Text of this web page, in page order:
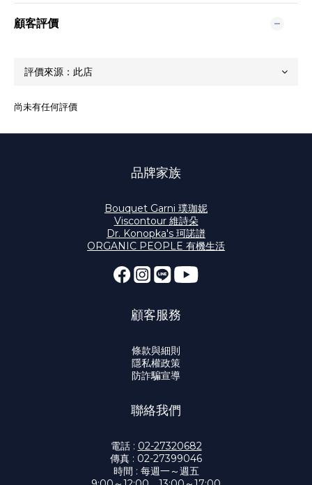
顧客評價
尚未有任何評價
品牌家族
Bouquet Garni 璞珈妮
Viscontour 維詩朵
Dr. Konopka's 珂諾譜
ORGANIC PEOPLE 有機生活
顧客服務
條款與細則
隱私權政策
防詐騙宣導
聯絡我們
電話 : 02-27320682
傳真 : 02-27399046
時間 : 每週一～週五